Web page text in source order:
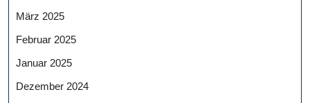
März 2025
Februar 2025
Januar 2025
Dezember 2024